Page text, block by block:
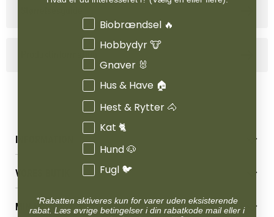
INFORMATION
Betingelser & vilkår
Reklamations- & fortrydelsesret
Levering & afhentning
Følg din bestilling
VORES BUTIK
Vores butikker
Job
MIN KONTO
Interesser
Biobrændsel 🔥
Hobbydyr 🐮
Gnaver 🐰
Hus & Have 🏠
Hest & Rytter 🐴
Kat 🐈
Hund 🐶
Fugl 🐦
*Rabatten aktiveres kun for varer uden eksisterende
rabat. Læs øvrige betingelser i din rabatkode mail eller i